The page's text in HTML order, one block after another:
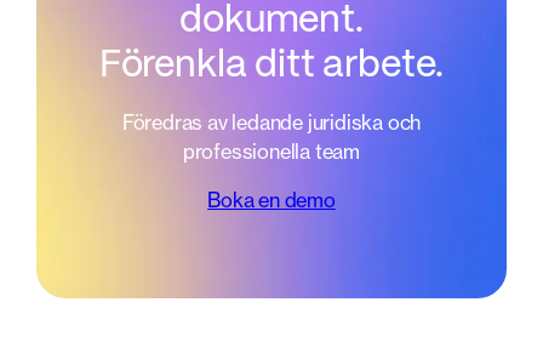
dokument.
Förenkla ditt arbete.
Föredras av ledande juridiska och
professionella team
Boka en demo